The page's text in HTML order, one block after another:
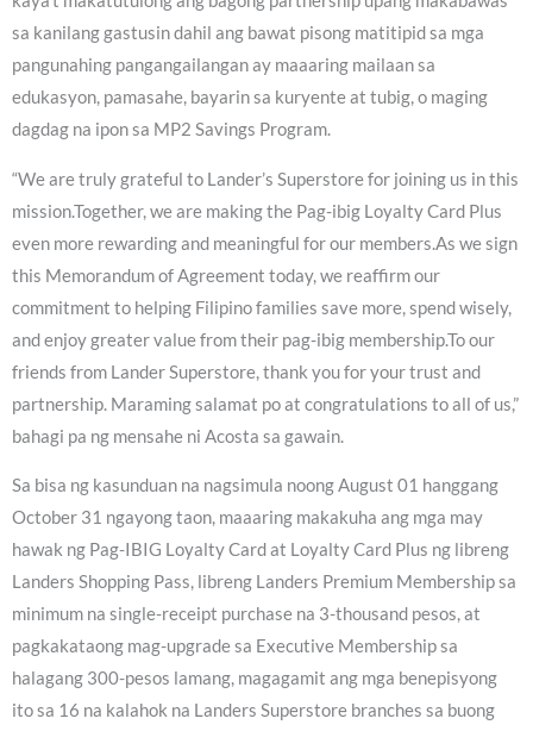
sa kanilang gastusin dahil ang bawat pisong matitipid sa mga
pangunahing pangangailangan ay maaaring mailaan sa
edukasyon, pamasahe, bayarin sa kuryente at tubig, o maging
dagdag na ipon sa MP2 Savings Program.
“We are truly grateful to Lander’s Superstore for joining us in this
mission.Together, we are making the Pag-ibig Loyalty Card Plus
even more rewarding and meaningful for our members.As we sign
this Memorandum of Agreement today, we reaffirm our
commitment to helping Filipino families save more, spend wisely,
and enjoy greater value from their pag-ibig membership.To our
friends from Lander Superstore, thank you for your trust and
partnership. Maraming salamat po at congratulations to all of us,”
bahagi pa ng mensahe ni Acosta sa gawain.
Sa bisa ng kasunduan na nagsimula noong August 01 hanggang
October 31 ngayong taon, maaaring makakuha ang mga may
hawak ng Pag-IBIG Loyalty Card at Loyalty Card Plus ng libreng
Landers Shopping Pass, libreng Landers Premium Membership sa
minimum na single-receipt purchase na 3-thousand pesos, at
pagkakataong mag-upgrade sa Executive Membership sa
halagang 300-pesos lamang, magagamit ang mga benepisyong
ito sa 16 na kalahok na Landers Superstore branches sa buong